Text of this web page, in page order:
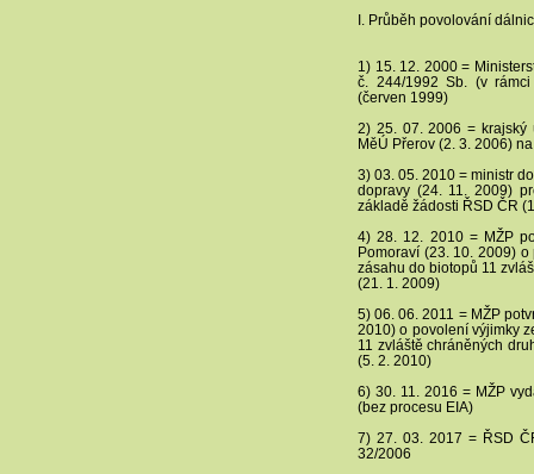
I. Průběh povolování
1) 15. 12. 2000 =
č. 244/1992 Sb. (v
(červen 1999)
2) 25. 07. 2006 = krajský
MěÚ Přerov (2. 3. 2006)
3) 03. 05. 2010 = ministr
dopravy (24. 11. 2009)
základě žádosti ŘSD ČR
4) 28. 12. 2010 = MŽP
Pomoraví (23. 10. 2009)
zásahu do biotopů 11
(21. 1. 2009)
5) 06. 06. 2011 = MŽP
2010) o povolení výjimky
11 zvláště chráněných
(5. 2. 2010)
6) 30. 11. 2016 = MŽP
(bez procesu EIA)
7) 27. 03. 2017 = ŘSD
32/2006